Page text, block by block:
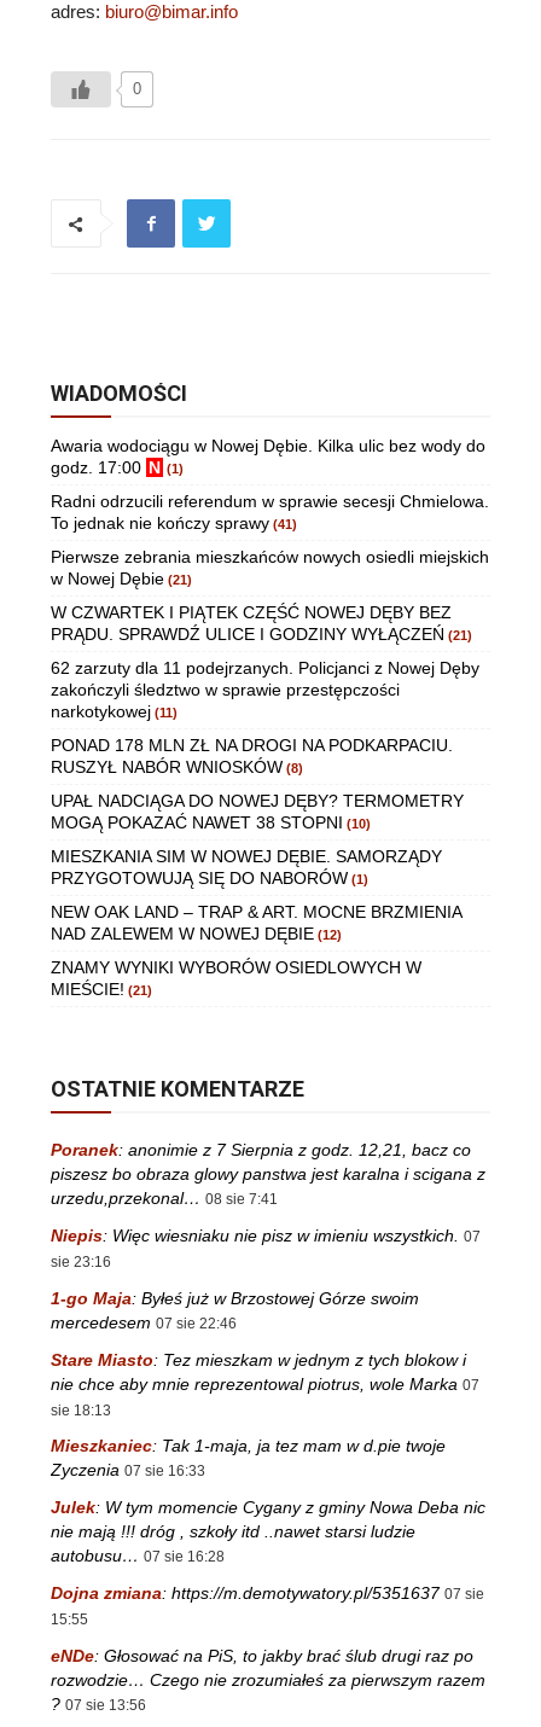
adres: biuro@bimar.info
0
WIADOMOŚCI
Awaria wodociągu w Nowej Dębie. Kilka ulic bez wody do
godz. 17:00 N (1)
Radni odrzucili referendum w sprawie secesji Chmielowa.
To jednak nie kończy sprawy (41)
Pierwsze zebrania mieszkańców nowych osiedli miejskich
w Nowej Dębie (21)
W CZWARTEK I PIĄTEK CZĘŚĆ NOWEJ DĘBY BEZ
PRĄDU. SPRAWDŹ ULICE I GODZINY WYŁĄCZEŃ (21)
62 zarzuty dla 11 podejrzanych. Policjanci z Nowej Dęby
zakończyli śledztwo w sprawie przestępczości
narkotykowej (11)
PONAD 178 MLN ZŁ NA DROGI NA PODKARPACIU.
RUSZYŁ NABÓR WNIOSKÓW (8)
UPAŁ NADCIĄGA DO NOWEJ DĘBY? TERMOMETRY
MOGĄ POKAZAĆ NAWET 38 STOPNI (10)
MIESZKANIA SIM W NOWEJ DĘBIE. SAMORZĄDY
PRZYGOTOWUJĄ SIĘ DO NABORÓW (1)
NEW OAK LAND – TRAP & ART. MOCNE BRZMIENIA
NAD ZALEWEM W NOWEJ DĘBIE (12)
ZNAMY WYNIKI WYBORÓW OSIEDLOWYCH W
MIEŚCIE! (21)
OSTATNIE KOMENTARZE
Poranek: anonimie z 7 Sierpnia z godz. 12,21, bacz co
piszesz bo obraza glowy panstwa jest karalna i scigana z
urzedu,przekonal… 08 sie 7:41
Niepis: Więc wiesniaku nie pisz w imieniu wszystkich.
07
sie 23:16
1-go Maja: Byłeś już w Brzostowej Górze swoim
mercedesem 07 sie 22:46
Stare Miasto: Tez mieszkam w jednym z tych blokow i
nie chce aby mnie reprezentowal piotrus, wole Marka 07
sie 18:13
Mieszkaniec: Tak 1-maja, ja tez mam w d.pie twoje
Zyczenia 07 sie 16:33
Julek: W tym momencie Cygany z gminy Nowa Deba nic
nie mają !!! dróg , szkoły itd ..nawet starsi ludzie
autobusu… 07 sie 16:28
Dojna zmiana: https://m.demotywatory.pl/5351637 07 sie
15:55
eNDe: Głosować na PiS, to jakby brać ślub drugi raz po
rozwodzie… Czego nie zrozumiałeś za pierwszym razem
? 07 sie 13:56